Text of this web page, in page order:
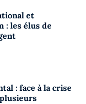
et
: les élus de
: face à la crise